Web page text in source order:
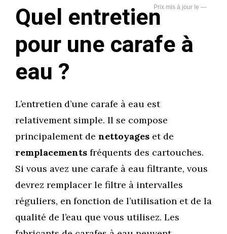
—
Quel entretien
pour une carafe à
eau ?
L’entretien d’une carafe à eau est
relativement simple. Il se compose
principalement de nettoyages et de
remplacements fréquents des cartouches.
Si vous avez une carafe à eau filtrante, vous
devrez remplacer le filtre à intervalles
réguliers, en fonction de l’utilisation et de la
qualité de l’eau que vous utilisez. Les